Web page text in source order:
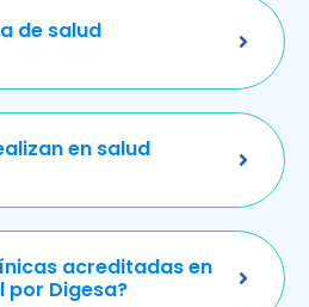
de salud
en salud
acreditadas en
por Digesa?